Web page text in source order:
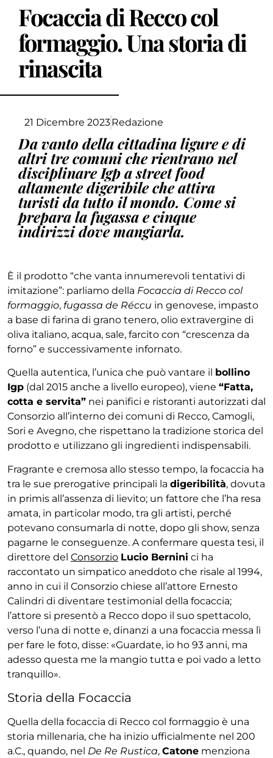
Focaccia di Recco col
formaggio. Una storia di
rinascita
21 Dicembre 2023Redazione
Da vanto della cittadina ligure e di
altri tre comuni che rientrano nel
disciplinare Igp a street food
altamente digeribile che attira
turisti da tutto il mondo. Come si
prepara la fugassa e cinque
indirizzi dove mangiarla.
È il prodotto “che vanta innumerevoli tentativi di
imitazione”: parliamo della Focaccia di Recco col
formaggio, fugassa de Réccu in genovese, impasto
a base di farina di grano tenero, olio extravergine di
oliva italiano, acqua, sale, farcito con “crescenza da
forno” e successivamente infornato.
Quella autentica, l’unica che può vantare il bollino
Igp (dal 2015 anche a livello europeo), viene “Fatta,
cotta e servita” nei panifici e ristoranti autorizzati dal
Consorzio all’interno dei comuni di Recco, Camogli,
Sori e Avegno, che rispettano la tradizione storica del
prodotto e utilizzano gli ingredienti indispensabili.
Fragrante e cremosa allo stesso tempo, la focaccia ha
tra le sue prerogative principali la digeribilità, dovuta
in primis all’assenza di lievito; un fattore che l’ha resa
amata, in particolar modo, tra gli artisti, perché
potevano consumarla di notte, dopo gli show, senza
pagarne le conseguenze. A confermare questa tesi, il
direttore del Consorzio Lucio Bernini ci ha
raccontato un simpatico aneddoto che risale al 1994,
anno in cui il Consorzio chiese all’attore Ernesto
Calindri di diventare testimonial della focaccia;
l’attore si presentò a Recco dopo il suo spettacolo,
verso l’una di notte e, dinanzi a una focaccia messa lì
per fare le foto, disse: «Guardate, io ho 93 anni, ma
adesso questa me la mangio tutta e poi vado a letto
tranquillo».
Storia della Focaccia
Quella della focaccia di Recco col formaggio è una
storia millenaria, che ha inizio ufficialmente nel 200
a.C., quando, nel De Re Rustica, Catone menziona